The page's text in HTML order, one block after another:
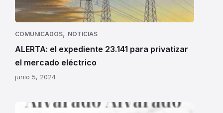
23.141
para
privatizar
mercado
eléctrico
COMUNICADOS, NOTICIAS
ALERTA: el expediente 23.141 para privatizar
el mercado eléctrico
junio 5, 2024